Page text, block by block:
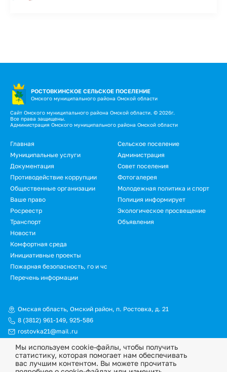
РОСТОВКИНСКОЕ СЕЛЬСКОЕ ПОСЕЛЕНИЕ
Омского муниципального района Омской области
Сайт Омского муниципального района Омской области. © 2026г.
Все права защищены.
Администрация Омского муниципального района Омской области
Подвал
Главная
Сельское поселение
Муниципальные услуги
Администрация
Документация
Совет поселения
Противодействие коррупции
Фотогалерея
Общественные организации
Молодежная политика и спорт
Ваше право
Полиция информирует
Росреестр
Экологическое просвещение
Транспорт
Объявления
Новости
Омская область, Омский район, п. Ростовка, д. 21
8 (3812) 961-149, 925-586
rostovka21@mail.ru
Подвал.
Дополнительное
меню
Комфортная среда
Инициативные проекты
Пожарная безопасность, го и чс
Перечень информации
© Официальный сайт Ростовкинского сельского поселения
Омского муниципального района Омской области, 2026
Мы используем cookie-файлы, чтобы получить
статистику, которая помогает нам обеспечивать
вас лучшим контентом. Вы можете прочитать